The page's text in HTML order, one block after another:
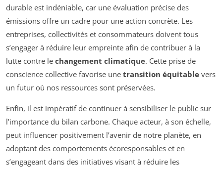
durable est indéniable, car une évaluation précise des
émissions offre un cadre pour une action concrète. Les
entreprises, collectivités et consommateurs doivent tous
s’engager à réduire leur empreinte afin de contribuer à la
lutte contre le changement climatique. Cette prise de
conscience collective favorise une transition équitable vers
un futur où nos ressources sont préservées.
Enfin, il est impératif de continuer à sensibiliser le public sur
l’importance du bilan carbone. Chaque acteur, à son échelle,
peut influencer positivement l’avenir de notre planète, en
adoptant des comportements écoresponsables et en
s’engageant dans des initiatives visant à réduire les